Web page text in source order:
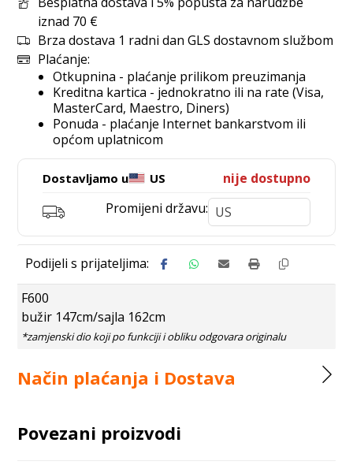
iznad 70 €
Brza dostava 1 radni dan GLS dostavnom službom
Plaćanje:
Otkupnina - plaćanje prilikom preuzimanja
Kreditna kartica - jednokratno ili na rate (Visa,
MasterCard, Maestro, Diners)
Ponuda - plaćanje Internet bankarstvom ili
općom uplatnicom
Dostavljamo u US
nije dostupno
Promijeni državu:
F600
bužir 147cm/sajla 162cm
Način plaćanja i Dostava
Povezani proizvodi